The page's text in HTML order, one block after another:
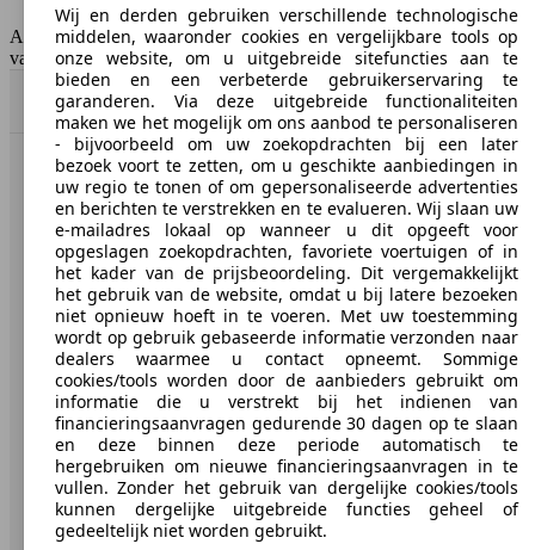
Tankinhoud
60 l
AutoScout24 Belgium NV is niet aansprakelijk voor de juistheid
van de gegevens.
Naar boven
AutoScout24: de grootste online automarkt in Europa.
AutoScout24
Over AutoScout24
Pers
Disclaimer
Wettelijke rechten
Privacy
Media
Toegankelijkheidsverklaring
Wij en derden gebruiken verschillende technologische
middelen, waaronder cookies en vergelijkbare tools op
onze website, om u uitgebreide sitefuncties aan te
bieden en een verbeterde gebruikerservaring te
garanderen. Via deze uitgebreide functionaliteiten
maken we het mogelijk om ons aanbod te personaliseren
- bijvoorbeeld om uw zoekopdrachten bij een later
bezoek voort te zetten, om u geschikte aanbiedingen in
uw regio te tonen of om gepersonaliseerde advertenties
en berichten te verstrekken en te evalueren. Wij slaan uw
e-mailadres lokaal op wanneer u dit opgeeft voor
opgeslagen zoekopdrachten, favoriete voertuigen of in
het kader van de prijsbeoordeling. Dit vergemakkelijkt
het gebruik van de website, omdat u bij latere bezoeken
niet opnieuw hoeft in te voeren. Met uw toestemming
wordt op gebruik gebaseerde informatie verzonden naar
dealers waarmee u contact opneemt. Sommige
cookies/tools worden door de aanbieders gebruikt om
informatie die u verstrekt bij het indienen van
financieringsaanvragen gedurende 30 dagen op te slaan
en deze binnen deze periode automatisch te
hergebruiken om nieuwe financieringsaanvragen in te
vullen. Zonder het gebruik van dergelijke cookies/tools
kunnen dergelijke uitgebreide functies geheel of
gedeeltelijk niet worden gebruikt.